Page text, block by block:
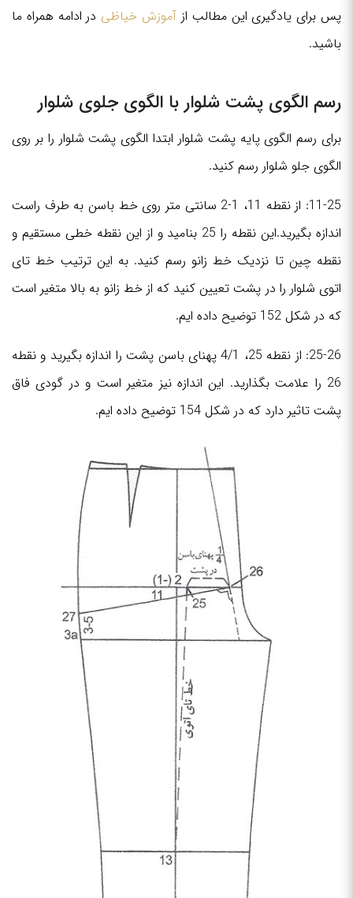
پس برای یادگیری این مطالب از آموزش خیاظی در ادامه همراه ما
باشید.
رسم الگوی پشت شلوار با الگوی جلوی شلوار
برای رسم الگوی پایه پشت شلوار ابتدا الگوی پشت شلوار را بر روی
الگوی جلو شلوار رسم کنید.
11-25: از نقطه 11، 1-2 سانتی متر روی خط باسن به طرف راست
اندازه بگیرید.این نقطه را 25 بنامید و از این نقطه خطی مستقیم و
نقطه چین تا نزدیک خط زانو رسم کنید. به این ترتیب خط تای
اتوی شلوار را در پشت تعیین کنید که از خط زانو به بالا متغیر است
که در شکل 152 توضیح داده ایم.
25-26: از نقطه 25، 4/1 پهنای باسن پشت را اندازه بگیرید و نقطه
26 را علامت بگذارید. این اندازه نیز متغیر است و در گودی فاق
پشت تاثیر دارد که در شکل 154 توضیح داده ایم.